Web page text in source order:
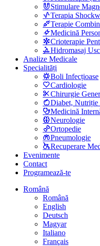
Stimulare
Terapia
Terapie
Medicină
Crioterapie
Hidromasaj
Analize Medicale
Specialități
Boli Infecțioase
Cardiologie
Chirurgie
Diabet,
Medicină
Neurologie
Ortopedie
Pneumologie
Recuperare
Evenimente
Contact
Programează-te
Română
Română
English
Deutsch
Magyar
Italiano
Français